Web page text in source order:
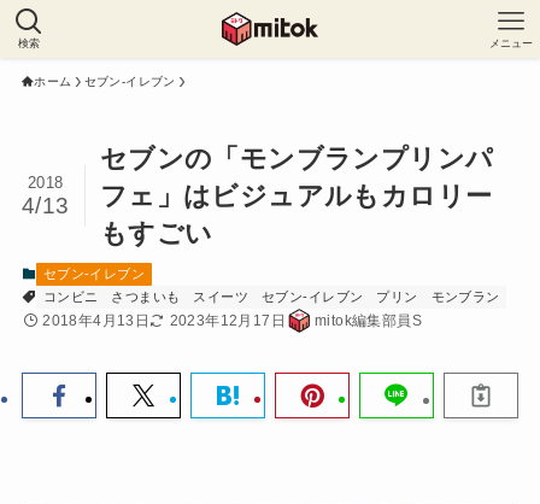
検索 メニュー
ホーム セブン-イレブン
セブンの「モンブランプリンパ
フェ」はビジュアルもカロリー
もすごい
2018
4/13
セブン-イレブン
コンビニ
さつまいも スイーツ セブン-イレブン プリン モンブラン
2018年4月13日 2023年12月17日 mitok編集部員S